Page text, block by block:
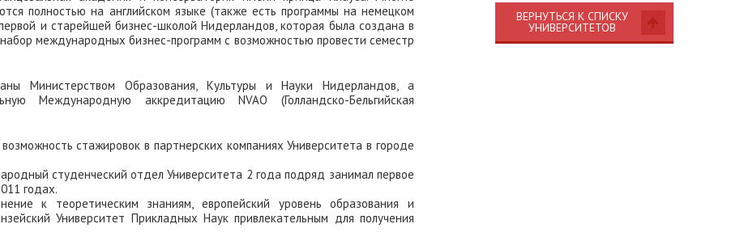
полностью на английском языке (также есть программы на немецком
и старейшей бизнес-школой Нидерландов, которая была создана в
международных бизнес-программ с возможностью провести семестр
Министерством Образования, Культуры и Науки Нидерландов, а
Международную аккредитацию NVAO (Голландско-Бельгийская
стажировок в партнерских компаниях Университета в городе
студенческий отдел Университета 2 года подряд занимал первое
годах.
к теоретическим знаниям, европейский уровень образования и
Университет Прикладных Наук привлекательным для получения
ВЕРНУТЬСЯ К СПИСКУ
УНИВЕРСИТЕТОВ